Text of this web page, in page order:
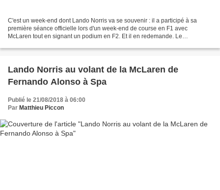
C'est un week-end dont Lando Norris va se souvenir : il a participé à sa
première séance officielle lors d'un week-end de course en F1 avec
McLaren tout en signant un podium en F2. Et il en redemande. Le
Lando Norris au volant de la McLaren de
Fernando Alonso à Spa
Publié le 21/08/2018 à 06:00
Par Matthieu Piccon